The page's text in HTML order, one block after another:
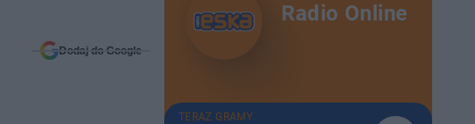
Dodaj do Google
Radio Online
TERAZ GRAMY